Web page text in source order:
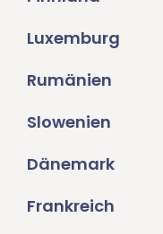
Luxemburg
Rumänien
Slowenien
Dänemark
Frankreich